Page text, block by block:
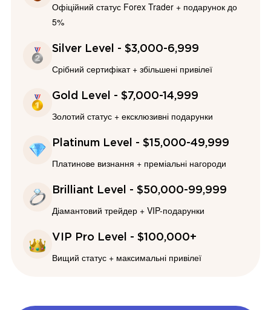
Офіційний статус Forex Trader + подарунок до
5%
Silver Level - $3,000-6,999
Срібний сертифікат + збільшені привілеї
Gold Level - $7,000-14,999
Золотий статус + ексклюзивні подарунки
Platinum Level - $15,000-49,999
Платинове визнання + преміальні нагороди
Brilliant Level - $50,000-99,999
Діамантовий трейдер + VIP-подарунки
VIP Pro Level - $100,000+
Вищий статус + максимальні привілеї